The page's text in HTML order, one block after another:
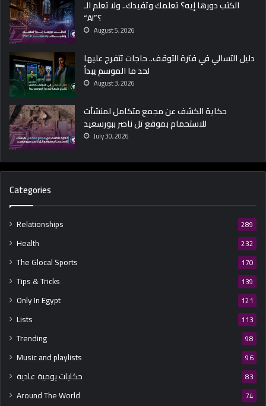
الكتب دورها إيه؟ تعلمك وتفيدك.. ولا تعلم الـ
“AI”؟
August 5, 2026
دليل التسالي في فترة التوقف.. حاجات تتفرج عليها
لحد ما الموسم يبدأ
August 3, 2026
حكاية الكشف عن مجمع متكامل لمنشآت
للاستحمام بموقع تل ناصر ببورسعيد
July 30, 2026
Categories
Relationships 289
Health 232
The Glocal Sports 170
Tips & Tricks 139
Only In Egypt 121
Lists 113
Trending 98
Music and playlists 96
حكايات يومية عادية 83
Around The World 74